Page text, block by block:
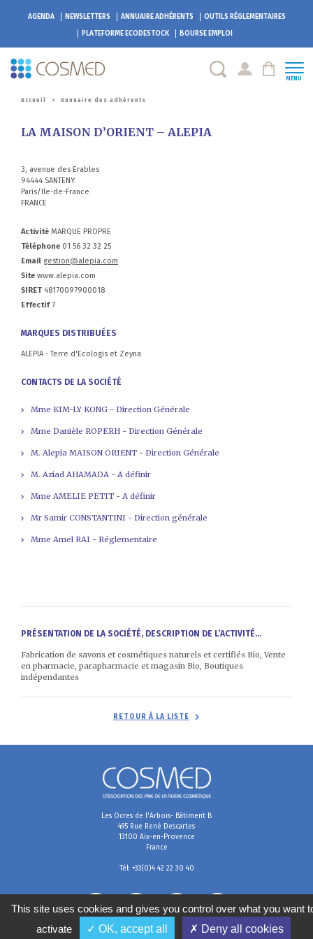
AGENDA NEWSLETTERS ANNUAIRE ADHÉRENTS
OUTILS RÉGLEMENTAIRES
PLATEFORMEECODESTOCK BOURSE EMPLOI
MENU
Accueil > Annuaire des adhérents
LA MAISON D’ORIENT – ALEPIA
3, avenue des Erables
94444 SANTENY
Paris/Ile-de-France
FRANCE
Activité MARQUE PROPRE
Téléphone 01 56 32 32 25
Email gestion@alepia.com
Site www.alepia.com
SIRET 48170097900018
Effectif7
MARQUES DISTRIBUÉES
ALEPIA - Terre d'Ecologis et Zeyna
CONTACTS DE LA SOCIÉTÉ
Mme KIM-LY KONG - Direction Générale
Mme Danièle ROPERH - Direction Générale
M. Alepia MAISON ORIENT - Direction Générale
M. Aziad AHAMADA - A définir
Mme AMELIE PETIT - A définir
Mr Samir CONSTANTINI - Direction générale
Mme Amel RAI - Réglementaire
PRÉSENTATION DE LA SOCIÉTÉ, DESCRIPTION DE L’ACTIVITÉ...
Fabrication de savons et cosmétiques naturels et certifiés Bio, Vente
en pharmacie, parapharmacie et magasin Bio, Boutiques
indépendantes
RETOUR À LA LISTE
Les Ocres de l'Arbois- Bâtiment B
495 Rue René Descartes
13100 Aix-en-Provence
France
Tél: +33(0)4 42 22 30 40
This site uses cookies and gives you control over what you want
activate
✓ OK, accept all ✗ Deny all cookies